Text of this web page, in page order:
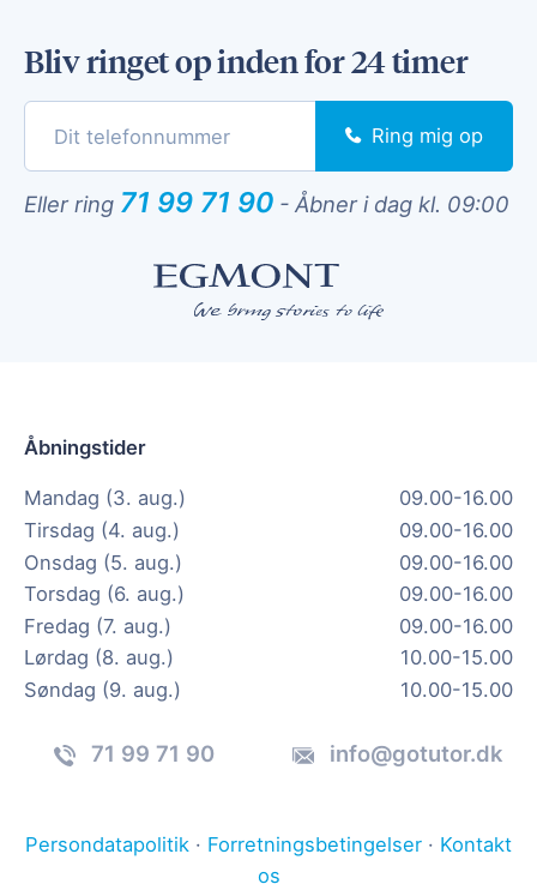
Bliv ringet op inden for 24 timer
Ring mig op
Eller ring 71 99 71 90 - Åbner i dag kl. 09:00
Åbningstider
Mandag (3. aug.)
09.00-16.00
Tirsdag (4. aug.)
09.00-16.00
Onsdag (5. aug.)
09.00-16.00
Torsdag (6. aug.)
09.00-16.00
Fredag (7. aug.)
09.00-16.00
Lørdag (8. aug.)
10.00-15.00
Søndag (9. aug.)
10.00-15.00
71 99 71 90 info@gotutor.dk
Persondatapolitik · Forretningsbetingelser · Kontakt
os